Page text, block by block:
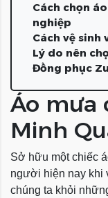
Cách chọn
nghiệp
Cách vệ sinh
Lý do nên
Đồng phục
Áo mưa
Minh
Sở hữu một chiếc
người hiện nay khi
chúng ta khỏi